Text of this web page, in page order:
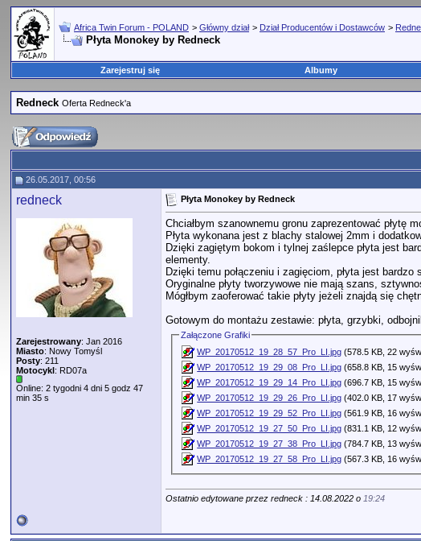
Africa Twin Forum - POLAND > Główny dział > Dział Producentów i Dostawców >
Płyta Monokey by Redneck
Zarejestruj się Albumy
Redneck Oferta Redneck'a
26.05.2017, 00:56
redneck
Zarejestrowany: Jan 2016
Miasto: Nowy Tomyśl
Posty: 211
Motocykl: RD07a
Online: 2 tygodni 4 dni 5 godz 47
min 35 s
Płyta Monokey by Redneck
Chciałbym szanownemu gronu zaprezentować płytę
Płyta wykonana jest z blachy stalowej 2mm i
Dzięki zagiętym bokom i tylnej zaślepce płyta jest
elementy.
Dzięki temu połączeniu i zagięciom, płyta jest bardzo
Oryginalne płyty tworzywowe nie mają szans,
Mógłbym zaoferować takie płyty jeżeli znajdą się
Gotowym do montażu zestawie: płyta, grzybki,
Załączone Grafiki
WP_20170512_19_28_57_Pro_LI.jpg (578.5 KB, 22
WP_20170512_19_29_08_Pro_LI.jpg (658.8 KB, 15
WP_20170512_19_29_14_Pro_LI.jpg (696.7 KB, 15
WP_20170512_19_29_26_Pro_LI.jpg (402.0 KB, 17
WP_20170512_19_29_52_Pro_LI.jpg (561.9 KB, 16
WP_20170512_19_27_50_Pro_LI.jpg (831.1 KB, 12
WP_20170512_19_27_38_Pro_LI.jpg (784.7 KB, 13
WP_20170512_19_27_58_Pro_LI.jpg (567.3 KB, 16
Ostatnio edytowane przez redneck : 14.08.2022 o 19:24